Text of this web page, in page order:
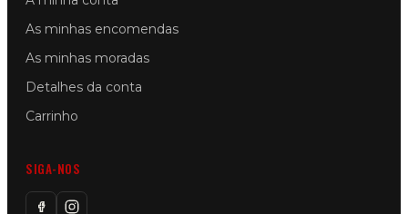
As minhas encomendas
As minhas moradas
Detalhes da conta
Carrinho
SIGA-NOS